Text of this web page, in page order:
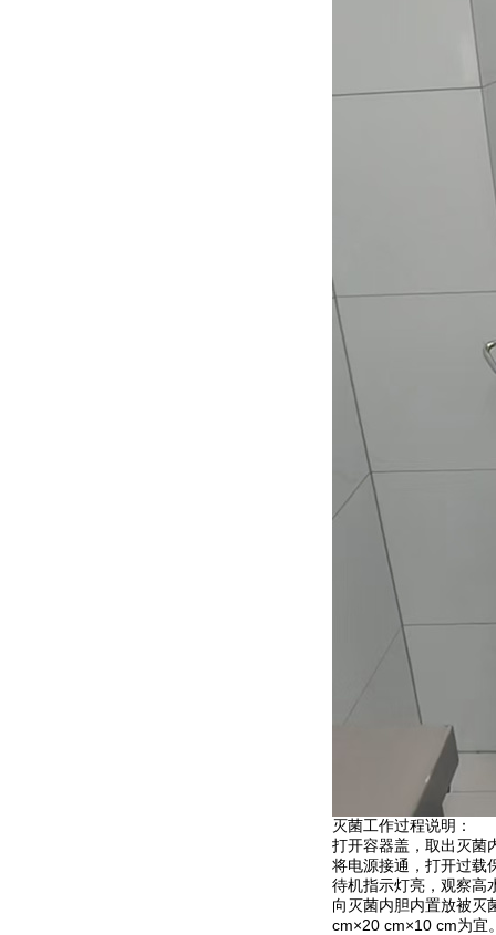
灭菌工作过程说明：
打开容器盖，取出灭菌
将电源接通，打开过载
待机指示灯亮，观察高
向灭菌内胆内置放被灭
cm×20 cm×10 cm为宜